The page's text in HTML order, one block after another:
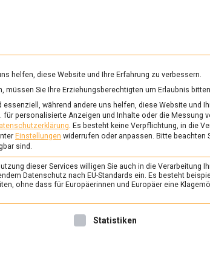
ERNÄHRUNG & GESUNDHEIT/
TK-Fisch:
Nachhaltigkeit und
der Tiefkühlkost“
helfen, diese Website und Ihre Erfahrung zu verbessern.
Sie Ihre Erziehungsberechtigten um Erlaubnis
während andere uns helfen, diese Website und
für personalisierte Anzeigen und Inhalte oder die Messung
. Es besteht keine Verpflichtung, in die
Einstellungen widerrufen oder anpassen. Bitte beachten
sind.
dieser Services willigen Sie auch in die Verarbeitung
Datenschutz nach EU-Standards ein. Es besteht
ohne dass für Europäerinnen und Europäer eine
kann. Die erste Service-Gruppe ist
Statistiken